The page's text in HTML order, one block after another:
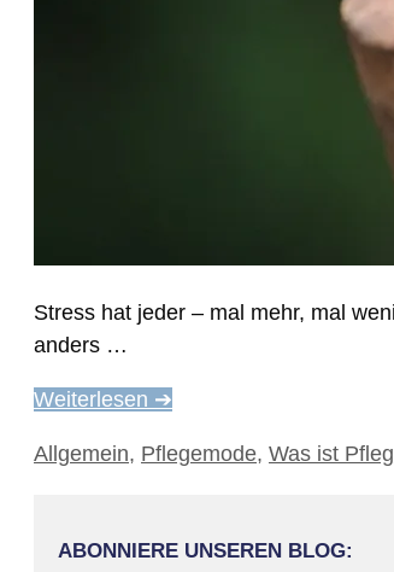
Stress hat jeder – mal mehr, mal
anders …
Weiterlesen ➔
Kategorien
Allgemein, Pflegemode, Was ist
ABONNIERE UNSEREN BLOG: